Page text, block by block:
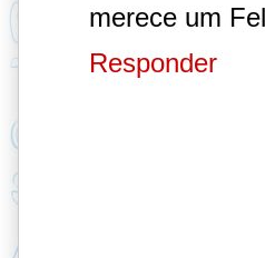
merece um
Responder